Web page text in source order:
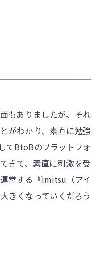
もありましたが、それ
がわかり、素直に勉強
てBtoBのプラットフォ
きて、素直に刺激を受
営する『imitsu（アイ
きくなっていくだろう